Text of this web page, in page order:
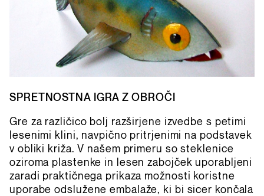
SPRETNOSTNA IGRA Z OBROČI
Gre za različico bolj razširjene izvedbe s petimi
lesenimi klini, navpično pritrjenimi na podstavek
v obliki križa. V našem primeru so steklenice
oziroma plastenke in lesen zabojček uporabljeni
zaradi praktičnega prikaza možnosti koristne
uporabe odslužene embalaže, ki bi sicer končala